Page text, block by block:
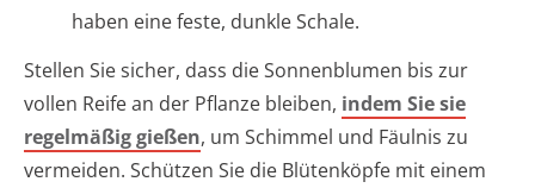
haben eine feste, dunkle Schale.
Stellen Sie sicher, dass die Sonnenblumen bis zur
vollen Reife an der Pflanze bleiben, indem Sie sie
regelmäßig gießen, um Schimmel und Fäulnis zu
vermeiden. Schützen Sie die Blütenköpfe mit einem